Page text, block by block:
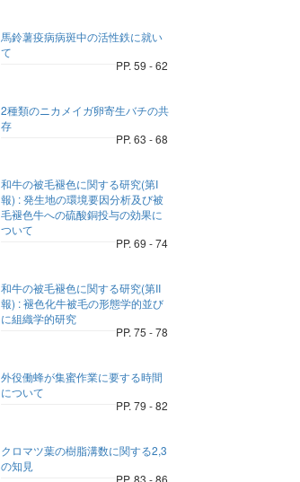
馬鈴薯疫病病斑中の活性鉄に就い
て
PP. 59 - 62
2種類のニカメイガ卵寄生バチの共
存
PP. 63 - 68
和牛の被毛褪色に関する研究(第I
報) : 発生地の環境要因分析及び被
毛褪色牛への硫酸銅投与の効果に
ついて
PP. 69 - 74
和牛の被毛褪色に関する研究(第II
報) : 褪色化牛被毛の形態学的並び
に組織学的研究
PP. 75 - 78
外役働蜂が集蜜作業に要する時間
について
PP. 79 - 82
クロマツ葉の樹脂溝数に関する2,3
の知見
PP. 83 - 86